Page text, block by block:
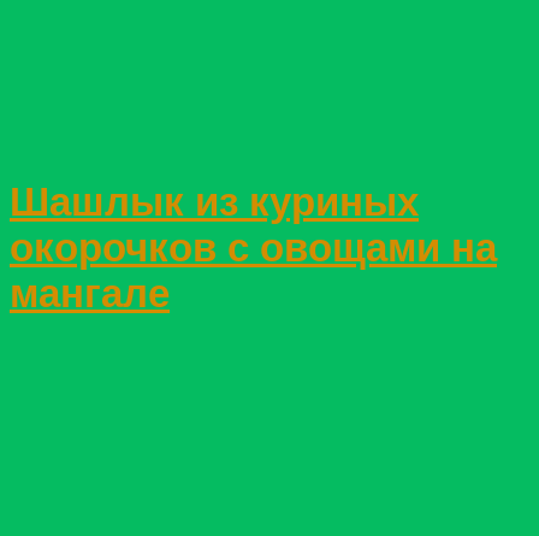
Шашлык из куриных
окорочков с овощами на
мангале